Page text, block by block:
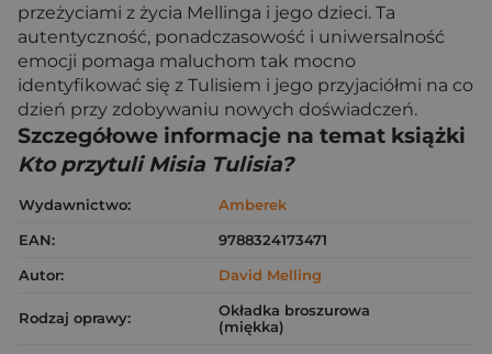
przeżyciami z życia Mellinga i jego dzieci. Ta
autentyczność, ponadczasowość i uniwersalność
emocji pomaga maluchom tak mocno
identyfikować się z Tulisiem i jego przyjaciółmi na co
dzień przy zdobywaniu nowych doświadczeń.
Szczegółowe informacje na temat książki
Kto przytuli Misia Tulisia?
Wydawnictwo:
Amberek
EAN:
9788324173471
Autor:
David Melling
Rodzaj oprawy:
Okładka broszurowa
(miękka)